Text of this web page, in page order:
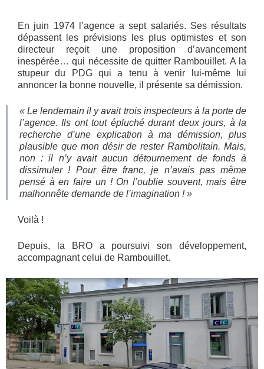
En juin 1974 l’agence a sept salariés. Ses résultats
dépassent les prévisions les plus optimistes et son
directeur reçoit une proposition d’avancement
inespérée… qui nécessite de quitter Rambouillet. A la
stupeur du PDG qui a tenu à venir lui-même lui
annoncer la bonne nouvelle, il présente sa démission.
« Le lendemain il y avait trois inspecteurs à la porte de
l’agence. Ils ont tout épluché durant deux jours, à la
recherche d’une explication à ma démission, plus
plausible que mon désir de rester Rambolitain. Mais,
non : il n’y avait aucun détournement de fonds à
dissimuler ! Pour être franc, je n’avais pas même
pensé à en faire un ! On l’oublie souvent, mais être
malhonnête demande de l’imagination ! »
Voilà !
Depuis, la BRO a poursuivi son développement,
accompagnant celui de Rambouillet.